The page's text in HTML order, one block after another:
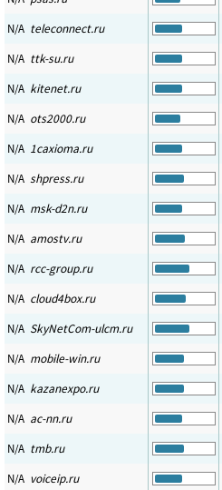
N/A teleconnect.ru
N/A ttk-su.ru
N/A kitenet.ru
N/A ots2000.ru
N/A 1caxioma.ru
N/A shpress.ru
N/A msk-d2n.ru
N/A amostv.ru
N/A rcc-group.ru
N/A cloud4box.ru
N/A SkyNetCom-ulcm.ru
N/A mobile-win.ru
N/A kazanexpo.ru
N/A ac-nn.ru
N/A tmb.ru
N/A voiceip.ru